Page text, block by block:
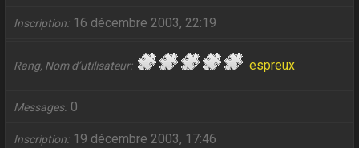
Inscription 16 décembre 2003, 22:19
Rang, Nom d’utilisateur espreux
Messages 0
Inscription 19 décembre 2003, 17:46